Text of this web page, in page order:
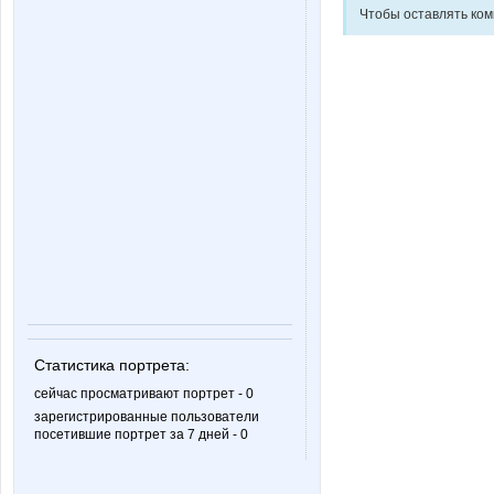
Статистика портрета:
сейчас просматривают портрет - 0
зарегистрированные пользователи
посетившие портрет за 7 дней - 0
Чтобы оставлять